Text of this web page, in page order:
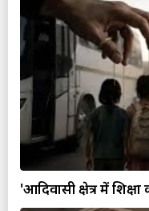
'आदिवासी क्षेत्र में